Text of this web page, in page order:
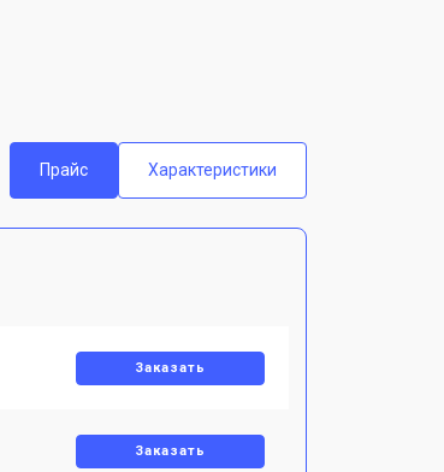
Прайс
Характеристики
Заказать
Заказать